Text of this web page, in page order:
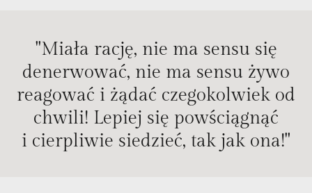
"Miała rację, nie ma sensu się
denerwować, nie ma sensu żywo
reagować i żądać czegokolwiek od
chwili! Lepiej się powściągnąć
i cierpliwie siedzieć, tak jak ona!"